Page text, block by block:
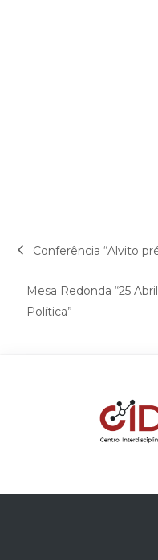
Conferência “Alvito
Mesa Redonda “25
Política”